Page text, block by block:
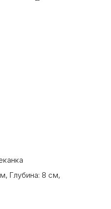
, Глубина: 8 см,